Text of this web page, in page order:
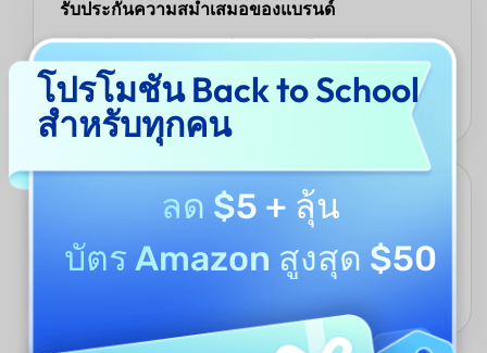
รับประกันความสม่ำเสมอของแบรนด์
การรักษาเสียงของแบรนด์ให้สม่ำเสมอในทุกเนื้อหาเป็นสิ่งสำคัญ
UPDF AI ช่วยให้ผู้ใช้สามารถระบุโทนและสไตล์ของ meta title ได้
เพื่อให้แน่ใจว่าทุกชื่อเรื่องสอดคล้องกับอัตลักษณ์และการสื่อสารของ
แบรนด์
มากกว่าตัวสร้าง Meta Title ด้วย AI
UPDF AI ไม่จำกัดอยู่แค่ meta title—มันเป็นส่วนหนึ่งของชุดเครื่องมือ
เขียนด้วย AI ที่ครบวงจร คุณยังสามารถตรวจสอบการสะกด เขียนใหม่
สรุปเนื้อหา แปล และสร้างเนื้อหาสำหรับวัตถุประสงค์ต่างๆ ได้ทั้งหมด
โปรโมชัน Back to School
สำหรับทุกคน
ลด $5 + ลุ้น
บัตร Amazon สูงสุด $50